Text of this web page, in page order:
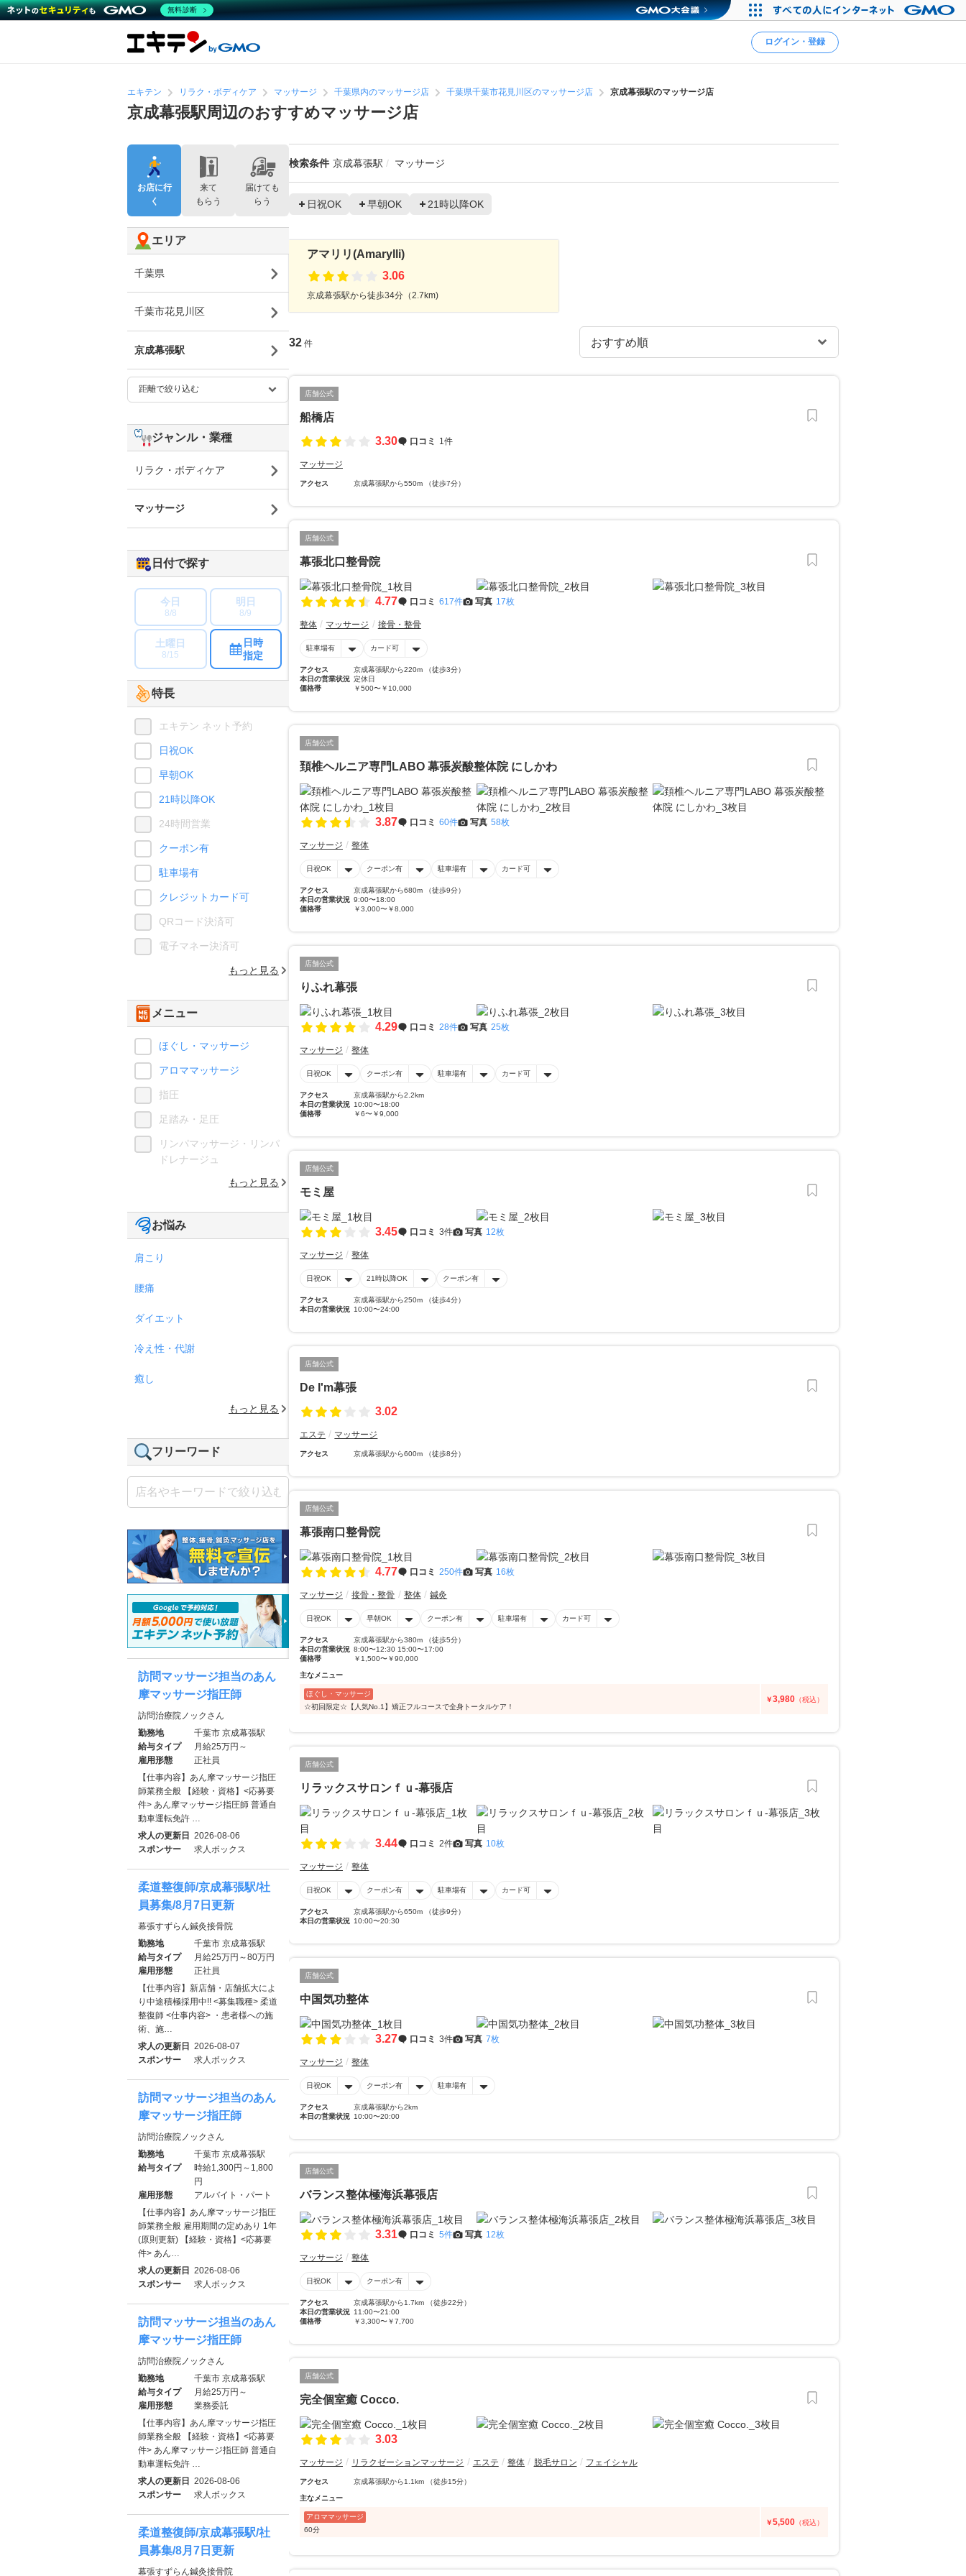
ログイン・登録
エキテン リラク・ボディケア マッサージ 千葉県内のマッサージ店 千葉県千葉市花見川区のマッサージ店 京成幕張駅のマッサージ店
京成幕張駅周辺のおすすめマッサージ店
検索条件 京成幕張駅 マッサージ
日祝OK 早朝OK 21時以降OK
アマリリ(Amarylli)
3.06
京成幕張駅から徒歩34分（2.7km)
32 件
店舗公式
船橋店
3.30
口コミ 1件
マッサージ
アクセス 京成幕張駅から550m （徒歩7分）
店舗公式
幕張北口整骨院
4.77 口コミ 617件 写真 17枚
整体 マッサージ 接骨・整骨
駐車場有 カード可
アクセス
京成幕張駅から220m （徒歩3分）
本日の営業状況 定休日
価格帯
￥500〜￥10,000
店舗公式
頚椎ヘルニア専門LABO 幕張炭酸整体院 にしかわ
3.87 口コミ 60件 写真 58枚
マッサージ 整体
日祝OK クーポン有 駐車場有 カード可
アクセス
京成幕張駅から680m （徒歩9分）
本日の営業状況 9:00〜18:00
価格帯
￥3,000〜￥8,000
店舗公式
りふれ幕張
4.29 口コミ 28件 写真 25枚
マッサージ 整体
日祝OK クーポン有 駐車場有 カード可
アクセス
京成幕張駅から2.2km
本日の営業状況 10:00〜18:00
価格帯
￥6〜￥9,000
店舗公式
モミ屋
3.45 口コミ 3件 写真 12枚
マッサージ 整体
日祝OK 21時以降OK クーポン有
アクセス
京成幕張駅から250m （徒歩4分）
本日の営業状況 10:00〜24:00
店舗公式
De I'm幕張
3.02
エステ マッサージ
アクセス 京成幕張駅から600m （徒歩8分）
店舗公式
幕張南口整骨院
4.77 口コミ 250件 写真 16枚
マッサージ 接骨・整骨 整体 鍼灸
日祝OK 早朝OK クーポン有 駐車場有 カード可
アクセス
京成幕張駅から380m （徒歩5分）
本日の営業状況 8:00〜12:30 15:00〜17:00
価格帯
￥1,500〜￥90,000
主なメニュー
ほぐし・マッサージ
☆初回限定☆【人気No.1】矯正フルコースで全身トータルケア！
￥3,980 （税込）
店舗公式
リラックスサロンｆｕ‐幕張店
3.44 口コミ 2件 写真 10枚
マッサージ 整体
日祝OK クーポン有 駐車場有 カード可
アクセス
京成幕張駅から650m （徒歩9分）
本日の営業状況 10:00〜20:30
店舗公式
中国気功整体
3.27 口コミ 3件 写真 7枚
マッサージ 整体
日祝OK クーポン有 駐車場有
アクセス
京成幕張駅から2km
本日の営業状況 10:00〜20:00
店舗公式
バランス整体極海浜幕張店
3.31 口コミ 5件 写真 12枚
マッサージ 整体
日祝OK クーポン有
アクセス
京成幕張駅から1.7km （徒歩22分）
本日の営業状況 11:00〜21:00
価格帯
￥3,300〜￥7,700
店舗公式
完全個室癒 Cocco.
3.03
マッサージ リラクゼーションマッサージ エステ 整体 脱毛サロン フェイシャル
アクセス 京成幕張駅から1.1km （徒歩15分）
主なメニュー
アロママッサージ
60分
￥5,500 （税込）
お店に行
く
来て
もらう
届けても
らう
エリア
千葉県
千葉市花見川区
京成幕張駅
ジャンル・業種
リラク・ボディケア
マッサージ
日付で探す
今日
8/8
明日
8/9
土曜日
8/15
日時
指定
特長
エキテン ネット予約
日祝OK
早朝OK
21時以降OK
24時間営業
クーポン有
駐車場有
クレジットカード可
QRコード決済可
電子マネー決済可
もっと見る
メニュー
ほぐし・マッサージ
アロママッサージ
指圧
足踏み・足圧
リンパマッサージ・リンパ
ドレナージュ
もっと見る
お悩み
肩こり
腰痛
ダイエット
冷え性・代謝
癒し
もっと見る
フリーワード
訪問マッサージ担当のあん
摩マッサージ指圧師
訪問治療院ノックさん
勤務地
千葉市 京成幕張駅
給与タイプ
月給25万円～
雇用形態
正社員
【仕事内容】あん摩マッサージ指圧
師業務全般 【経験・資格】<応募要
件> あん摩マッサージ指圧師 普通自
動車運転免許 …
求人の更新日 2026-08-06
スポンサー
求人ボックス
柔道整復師/京成幕張駅/社
員募集/8月7日更新
幕張すずらん鍼灸接骨院
勤務地
千葉市 京成幕張駅
給与タイプ
月給25万円～80万円
雇用形態
正社員
【仕事内容】新店舗・店舗拡大によ
り中途積極採用中!! <募集職種> 柔道
整復師 <仕事内容> ・患者様への施
術、施…
求人の更新日 2026-08-07
スポンサー
求人ボックス
訪問マッサージ担当のあん
摩マッサージ指圧師
訪問治療院ノックさん
勤務地
千葉市 京成幕張駅
給与タイプ
時給1,300円～1,800
円
雇用形態
アルバイト・パート
【仕事内容】あん摩マッサージ指圧
師業務全般 雇用期間の定めあり 1年
(原則更新) 【経験・資格】<応募要
件> あん…
求人の更新日 2026-08-06
スポンサー
求人ボックス
訪問マッサージ担当のあん
摩マッサージ指圧師
訪問治療院ノックさん
勤務地
千葉市 京成幕張駅
給与タイプ
月給25万円～
雇用形態
業務委託
【仕事内容】あん摩マッサージ指圧
師業務全般 【経験・資格】<応募要
件> あん摩マッサージ指圧師 普通自
動車運転免許 …
求人の更新日 2026-08-06
スポンサー
求人ボックス
柔道整復師/京成幕張駅/社
員募集/8月7日更新
幕張すずらん鍼灸接骨院
無料診断